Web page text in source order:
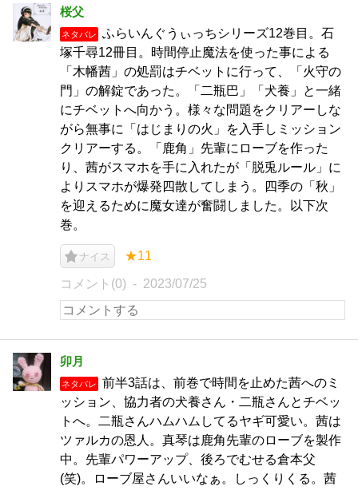
桜父
ネタバレ
ふらいんぐうぃっちシリーズ12巻目。石
塚千尋12冊目。時間停止魔法を使った事による
「木幡茜」の処罰はチベットに行って、「火守の
門」の解錠であった。「二瓶巴」「犬養」と一緒
にチベットへ向かう。様々な問題をクリアーしな
がら無事に「はじまりの火」を入手しミッション
クリアーする。「鹿角」先輩にローブを作った
り、茜がスマホを手に入れたが「脱兎ルール」に
よりスマホが爆発四散してしまう。四季の「秋」
を迎えるために魔女達が奮闘しました。以下次
巻。
ナイス ★11
コメント(0) 2023/07/25
卯月
ネタバレ
前半3話は、前巻で時間を止めた茜へのミ
ッション、協力者の犬養さん・二瓶さんとチベッ
トへ。二瓶さんハムハムしてるヤギ可愛い。茜は
ツァルカの恩人。真琴は鹿角先輩のローブを製作
中。先輩パワーアップ、後ろでむせる倉本父
(笑)。ローブ屋さんいいなぁ。しっくりくる。茜